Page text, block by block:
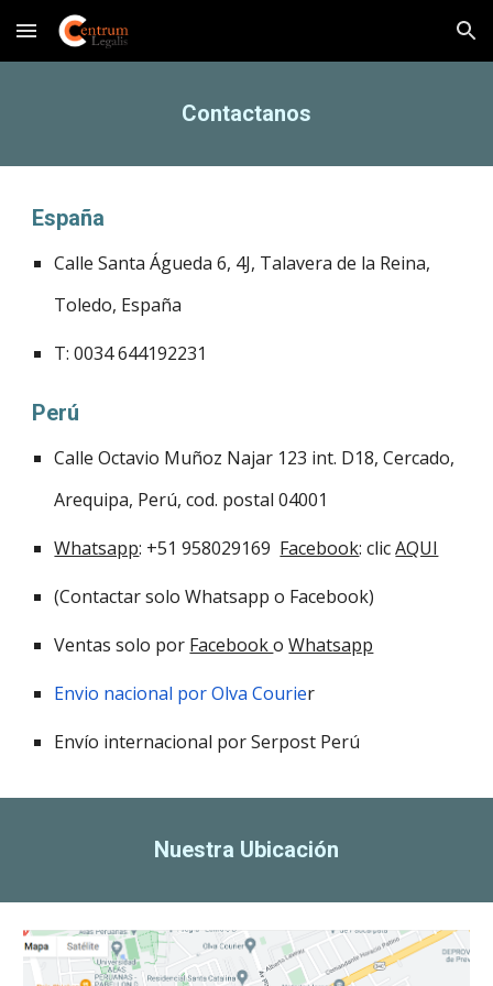
Skip to main content Skip to navigation
Contactanos
España
Calle Santa Águeda 6, 4J, Talavera de la Reina,
Toledo, España
T: 0034 644192231
Perú
Calle Octavio Muñoz Najar 123 int. D18, Cercado,
Arequipa, Perú, cod. postal 04001
Whatsapp: +51 958029169 Facebook: clicAQUI
(Contactar solo Whatsapp o Facebook)
Ventas solo por FacebookoWhatsapp
Envio nacional por Olva Courier
Envío internacional por Serpost Perú
Nuestra Ubicación